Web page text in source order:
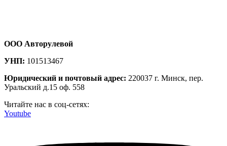
ООО Авторулевой
УНП: 101513467
Юридический и почтовый адрес: 220037 г. Минск, пер.
Уральский д.15 оф. 558
Читайте нас в соц-сетях:
Youtube